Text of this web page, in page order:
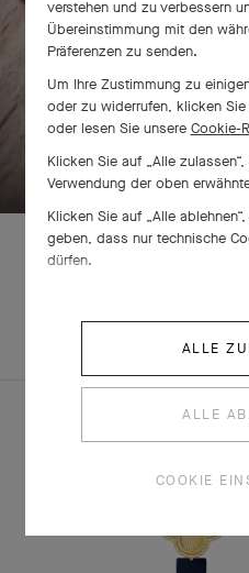
KOMPLETTES
verstehen und zu verbessern
Übereinstimmung mit den
Präferenzen zu senden.
Um Ihre Zustimmung zu
oder zu widerrufen, klicken Sie
oder lesen Sie unsere Cookie-
Klicken Sie auf „Alle
Verwendung der oben
Klicken Sie auf „Alle
geben, dass nur technische
dürfen.
ALLE
ALLE
COOKIE